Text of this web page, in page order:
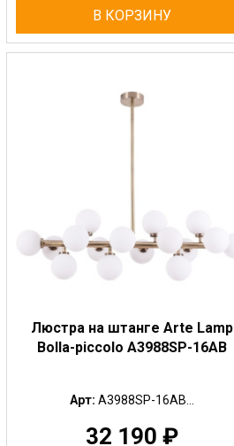
В КОРЗИНУ
Люстра на штанге Arte Lamp
Bolla-piccolo A3988SP-16AB
Арт: A3988SP-16AB...
32 190 ₽